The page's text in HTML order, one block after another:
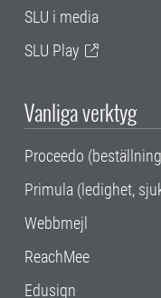
SLU i media
SLU Play
Vanliga verktyg
Proceedo
Primula (ledighet,
Webbmejl
ReachMee
Edusign